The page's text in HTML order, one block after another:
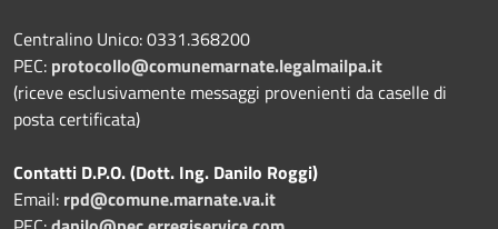
Centralino Unico: 0331.368200
PEC: protocollo@comunemarnate.legalmailpa.it
(riceve esclusivamente messaggi provenienti da caselle di
posta certificata)
Contatti D.P.O. (Dott. Ing. Danilo Roggi)
Email: rpd@comune.marnate.va.it